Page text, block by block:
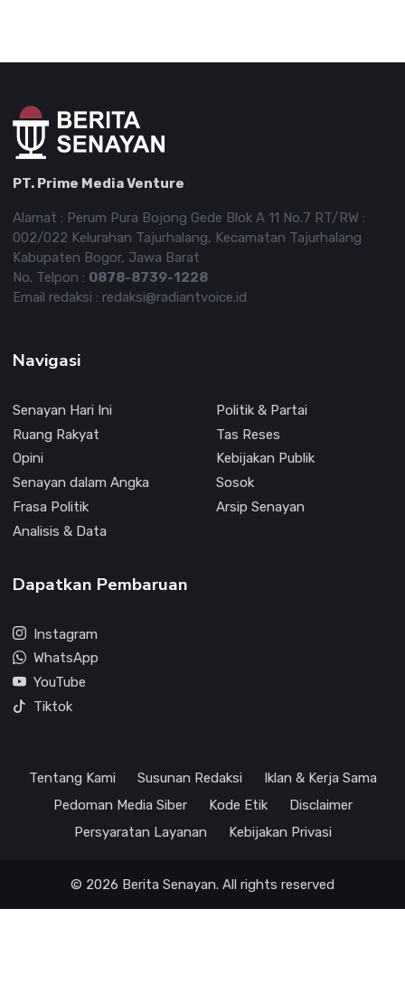
PT. Prime Media Venture
Alamat : Perum Pura Bojong Gede Blok A 11 No.7 RT/RW :
002/022 Kelurahan Tajurhalang, Kecamatan Tajurhalang
Kabupaten Bogor, Jawa Barat
No. Telpon : 0878-8739-1228
Email redaksi : redaksi@radiantvoice.id
Navigasi
Senayan Hari Ini
Politik & Partai
Ruang Rakyat
Tas Reses
Opini
Kebijakan Publik
Senayan dalam Angka
Sosok
Frasa Politik
Arsip Senayan
Analisis & Data
Dapatkan Pembaruan
Instagram
WhatsApp
YouTube
Tiktok
Tentang Kami Susunan Redaksi
Iklan & Kerja Sama
Pedoman Media Siber
Kode Etik
Disclaimer
Persyaratan Layanan
Kebijakan Privasi
© 2026 Berita Senayan. All rights reserved